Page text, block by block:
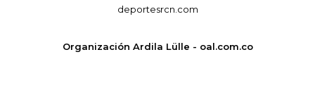
deportesrcn.com
Organización Ardila Lülle - oal.com.co